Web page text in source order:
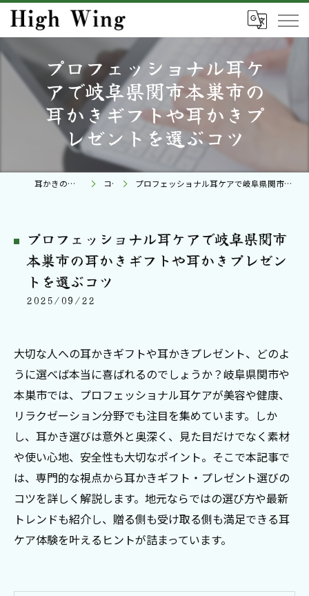
プロフェッショナル耳ケ
アで岐阜県関市本巣市の
耳かきギフトや耳かきプ
レゼントを選ぶコツ
耳かきの通販ならHigh Wing コラム プロフェッショナル耳ケアで岐阜県関市本巣市の耳かきギフトや耳かきプレゼントを選ぶコツ
プロフェッショナル耳ケアで岐阜県関市
本巣市の耳かきギフトや耳かきプレゼン
トを選ぶコツ
2025/09/22
大切な人への耳かきギフトや耳かきプレゼント、どのよ
うに選べば本当に喜ばれるのでしょうか？岐阜県関市や
本巣市では、プロフェッショナル耳ケアが美容や健康、
リラクゼーション分野でも注目を集めています。しか
し、耳かき選びは意外と奥深く、見た目だけでなく素材
や使い心地、安全性も大切なポイント。そこで本記事で
は、専門的な視点から耳かきギフト・プレゼント選びの
コツを詳しく解説します。地元ならではの選び方や最新
トレンドも紹介し、贈る側も受け取る側も満足できる耳
ケア体験を叶えるヒントが詰まっています。